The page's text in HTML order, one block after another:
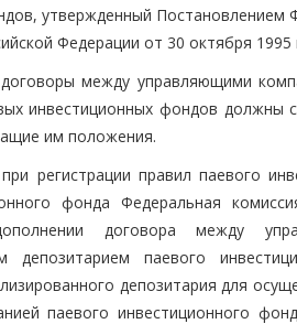
утвержденный
Федерации от 30 октября 1995
между управляющими
инвестиционных фондов должны
им положения.
регистрации правил паевого
фонда Федеральная
договора между
депозитарием паевого
депозитария для
паевого инвестиционного